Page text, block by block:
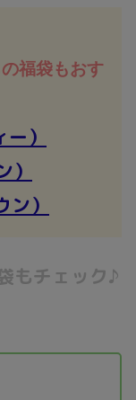
福袋もおす
）
）
もチェック♪